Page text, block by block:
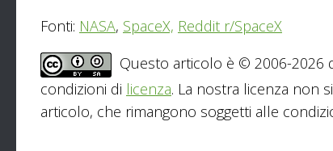
Fonti: NASA, SpaceX, Reddit r/SpaceX
Questo articolo è © 2006-2026
condizioni di licenza. La nostra licenza non
articolo, che rimangono soggetti alle